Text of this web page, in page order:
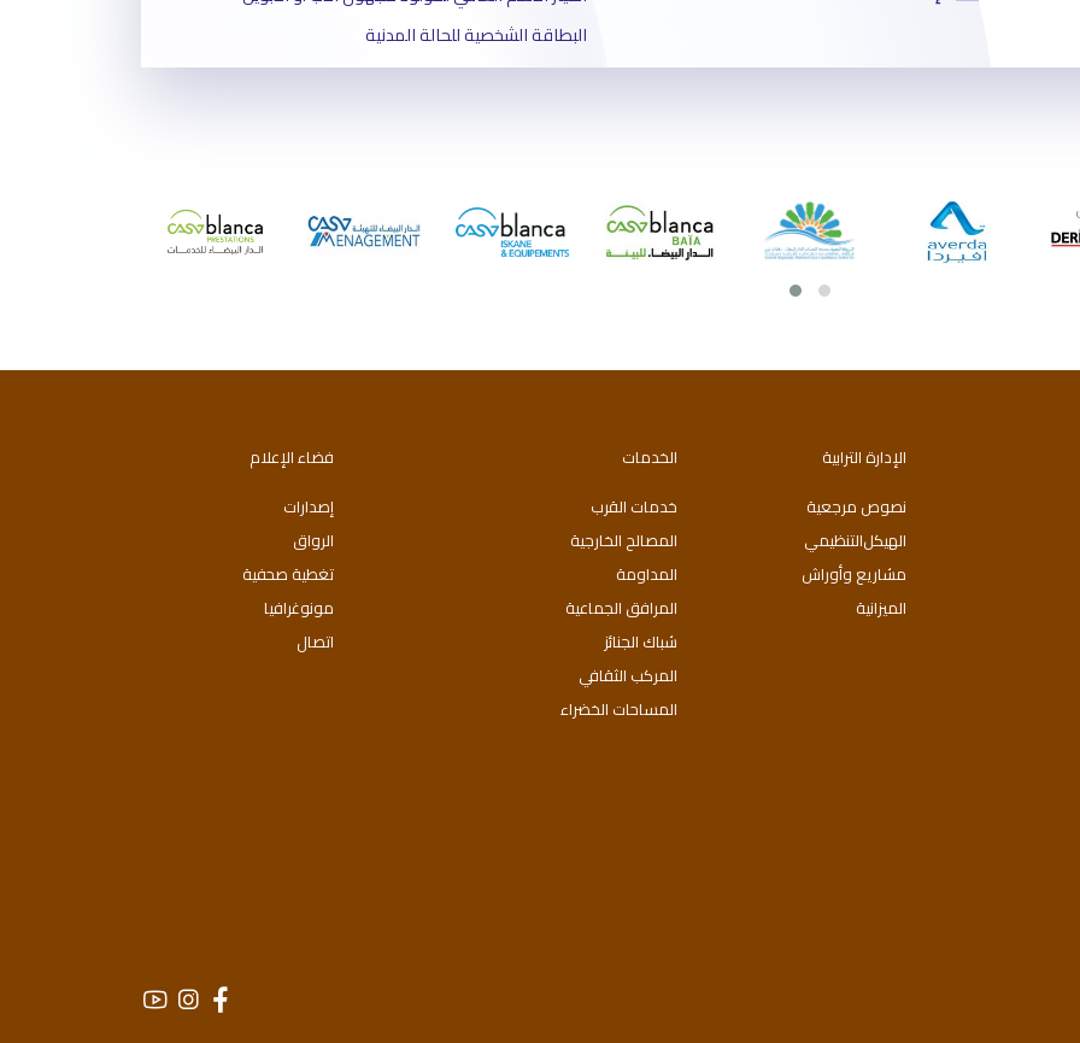
البطاقة الشخصية للحالة المدنية
الإذن بتوثيق الزواج
الإدارة الترابية
نصوص مرجعية
اﻟﻬﯿﻜﻞاﻟﺘﻨﻈﯿﻤﻲ
مشاريع وأوراش
الميزانية
الخدمات
خدمات القرب
المصالح الخارجية
المداومة
المرافق الجماعية
شباك الجنائز
المركب الثقافي
المساحات الخضراء
فضاء الإعلام
إصدارات
الرواق
تغطية صحفية
مونوغرافيا
اتصال